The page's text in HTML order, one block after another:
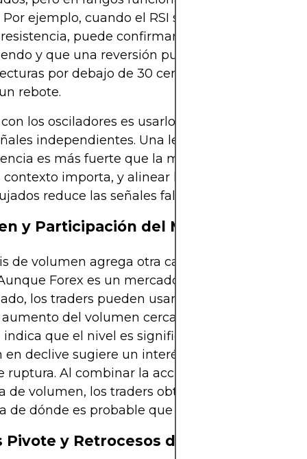
Por ejemplo, cuando el RSI se acerca a 70 cerca
puede confirmar que el nivel se está
y que una reversión puede ser probable.
por debajo de 30 cerca del soporte
rebote.
los osciladores es usarlos como
independientes. Una lectura de RSI
es más fuerte que la misma lectura en el
contexto importa, y alinear los osciladores con
reduce las señales falsas.
y Participación del Mercado
de volumen agrega otra capa a la
Forex es un mercado extrabursátil sin
los traders pueden usar el volumen de ticks
aumento del volumen cerca del soporte o la
que el nivel es significativo, mientras que
en declive sugiere un interés menguante y un
ruptura. Al combinar la acción del precio con la
de volumen, los traders obtienen una imagen
de dónde es probable que los niveles se
Pivote y Retrocesos de Fibonacci